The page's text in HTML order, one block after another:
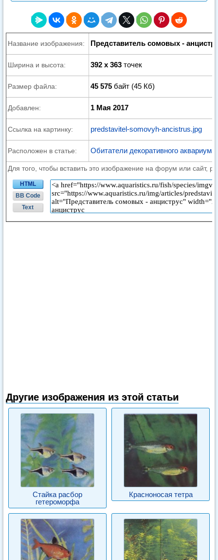
Название изображения: Представитель сомовых -
Ширина и высота: 392 x 363 точек
Размер файла: 45 575 байт (45 Кб)
Добавлен: 1 Мая 2017
Ссылка на картинку: predstavitel-somovyh-ancistrus.jpg
Расположен в статье: Обитатели декоративного аквариума
Для того, чтобы вставить это изображение на форум или сайт,
HTML
BB Code
Text
Другие изображения из этой статьи
Стайка расбор
гетероморфа
Красноносая тетра